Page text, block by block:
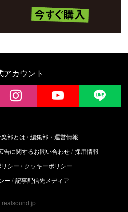
アカウント
instagram YouTube
部とは
編集部・運営情報
告に関するお問い合わせ 採用情報
シー
クッキーポリシー
ー
記事配信先メディア